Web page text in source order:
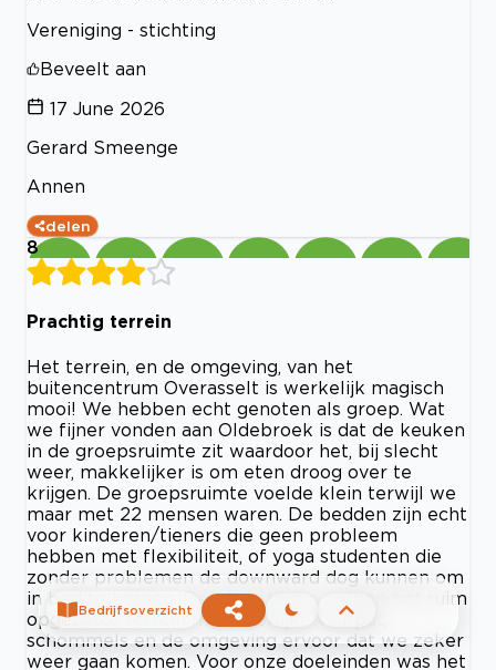
Vereniging - stichting
Beveelt aan
17 June 2026
Gerard Smeenge
Annen
delen
8
Prachtig terrein
Het terrein, en de omgeving, van het
buitencentrum Overasselt is werkelijk magisch
mooi! We hebben echt genoten als groep. Wat
we fijner vonden aan Oldebroek is dat de keuken
in de groepsruimte zit waardoor het, bij slecht
weer, makkelijker is om eten droog over te
krijgen. De groepsruimte voelde klein terwijl we
maar met 22 mensen waren. De bedden zijn echt
voor kinderen/tieners die geen probleem
hebben met flexibiliteit, of yoga studenten die
zonder problemen de downward dog kunnen om
in bed te komen. Desalniettemin zorgen het ruim
opgezette terrein met heerlijke vuurput,
schommels en de omgeving ervoor dat we zeker
weer gaan komen. Voor onze doeleinden was het
Bedrijfsoverzicht